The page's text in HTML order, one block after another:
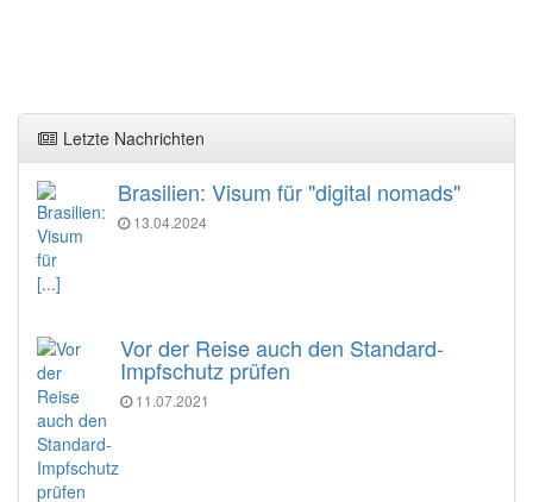
Letzte Nachrichten
Brasilien: Visum für "digital nomads"
13.04.2024
[...]
Vor der Reise auch den Standard-
Impfschutz prüfen
11.07.2021